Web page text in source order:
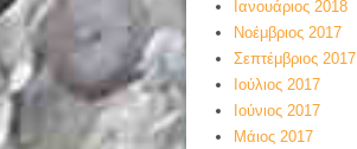
Ιανουάριος 2018
Νοέμβριος 2017
Σεπτέμβριος 2017
Ιούλιος 2017
Ιούνιος 2017
Μάιος 2017